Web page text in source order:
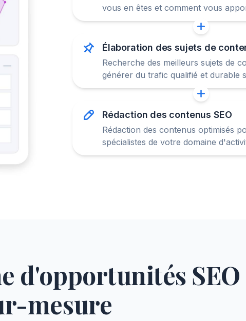
vous en êtes et comment vous
Élaboration des sujets de
Recherche des meilleurs sujets de
Rédaction des contenus SEO
Rédaction des contenus optimisés
spécialistes de votre domaine
d'opportunités SEO
mesure